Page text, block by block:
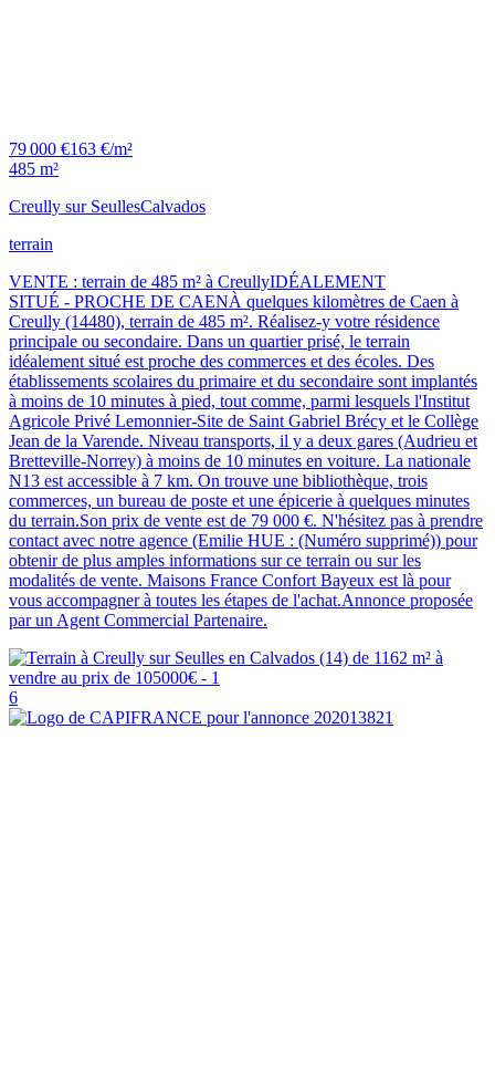
79 000 €163 €/m²
485 m²
Creully sur SeullesCalvados
terrain
VENTE : terrain de 485 m² à CreullyIDÉALEMENT
SITUÉ - PROCHE DE CAENÀ quelques kilomètres de Caen à
Creully (14480), terrain de 485 m². Réalisez-y votre résidence
principale ou secondaire. Dans un quartier prisé, le terrain
idéalement situé est proche des commerces et des écoles. Des
établissements scolaires du primaire et du secondaire sont implantés
à moins de 10 minutes à pied, tout comme, parmi lesquels l'Institut
Agricole Privé Lemonnier-Site de Saint Gabriel Brécy et le Collège
Jean de la Varende. Niveau transports, il y a deux gares (Audrieu et
Bretteville-Norrey) à moins de 10 minutes en voiture. La nationale
N13 est accessible à 7 km. On trouve une bibliothèque, trois
commerces, un bureau de poste et une épicerie à quelques minutes
du terrain.Son prix de vente est de 79 000 €. N'hésitez pas à prendre
contact avec notre agence (Emilie HUE : (Numéro supprimé)) pour
obtenir de plus amples informations sur ce terrain ou sur les
modalités de vente. Maisons France Confort Bayeux est là pour
vous accompagner à toutes les étapes de l'achat.Annonce proposée
par un Agent Commercial Partenaire.
6